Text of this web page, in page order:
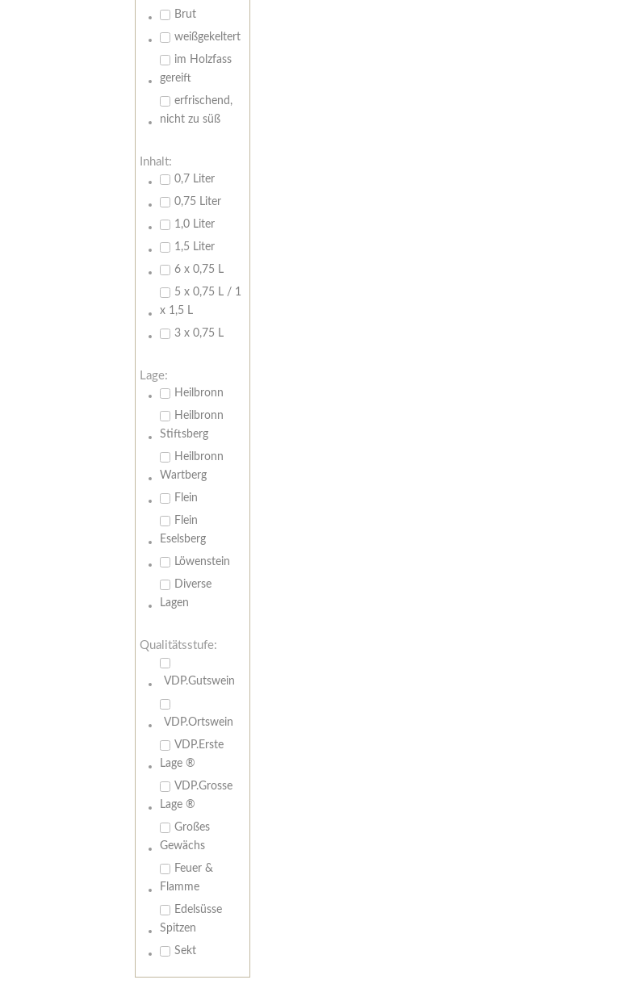
Brut
weißgekeltert
im Holzfass
gereift
erfrischend,
nicht zu süß
Inhalt:
0,7 Liter
0,75 Liter
1,0 Liter
1,5 Liter
6 x 0,75 L
5 x 0,75 L / 1
x 1,5 L
3 x 0,75 L
Lage:
Heilbronn
Heilbronn
Stiftsberg
Heilbronn
Wartberg
Flein
Flein
Eselsberg
Löwenstein
Diverse
Lagen
Qualitätsstufe:
VDP.Gutswein
VDP.Ortswein
VDP.Erste
Lage ®
VDP.Grosse
Lage ®
Großes
Gewächs
Feuer &
Flamme
Edelsüsse
Spitzen
Sekt